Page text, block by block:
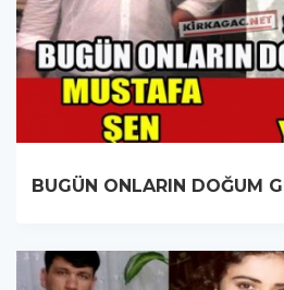
BUGÜN ONLARIN DOĞUM